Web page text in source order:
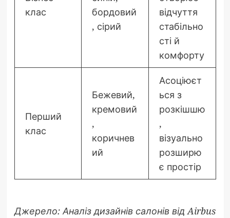
клас
бордовий
, сірий
відчуття
стабільно
сті й
комфорту
Перший
клас
Бежевий,
кремовий
,
коричнев
ий
Асоціюєт
ься з
розкішшю
,
візуально
розширю
є простір
Джерело: Аналіз дизайнів салонів від Airbus